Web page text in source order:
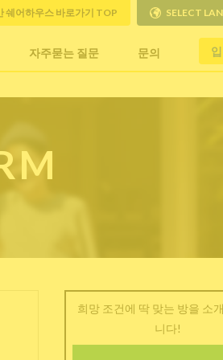
자주묻는 질문 문의
쉐어하우스 바로가기 TOP SELECT
희망 조건에 딱 맞는 방을 소
니다!